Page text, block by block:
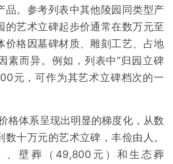
品。参考列表中其他陵园同类型产
的艺术立碑起步价通常在数万元至
价格因墓碑材质、雕刻工艺、占地
素而异。例如，列表中“归园立碑
元，可作为其艺术立碑档次的一
格体系呈现出明显的梯度化，从数
十万元的艺术立碑，丰俭由人。
、壁葬（49,800元）和生态葬